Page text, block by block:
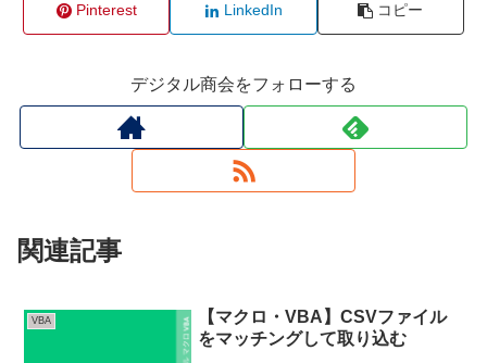
Pinterest LinkedIn コピー
デジタル商会をフォローする
関連記事
VBA
【マクロ・VBA】CSVファイル
をマッチングして取り込む